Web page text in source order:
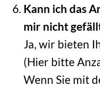
Kann ich das
mir nicht
Ja, wir bieten
(Hier bitte
Wenn Sie mit